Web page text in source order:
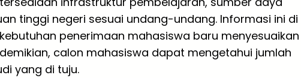
tinggi negeri sesuai undang-undang. Informasi ini di
penerimaan mahasiswa baru menyesuaikan
calon mahasiswa dapat mengetahui jumlah
yang di tuju.